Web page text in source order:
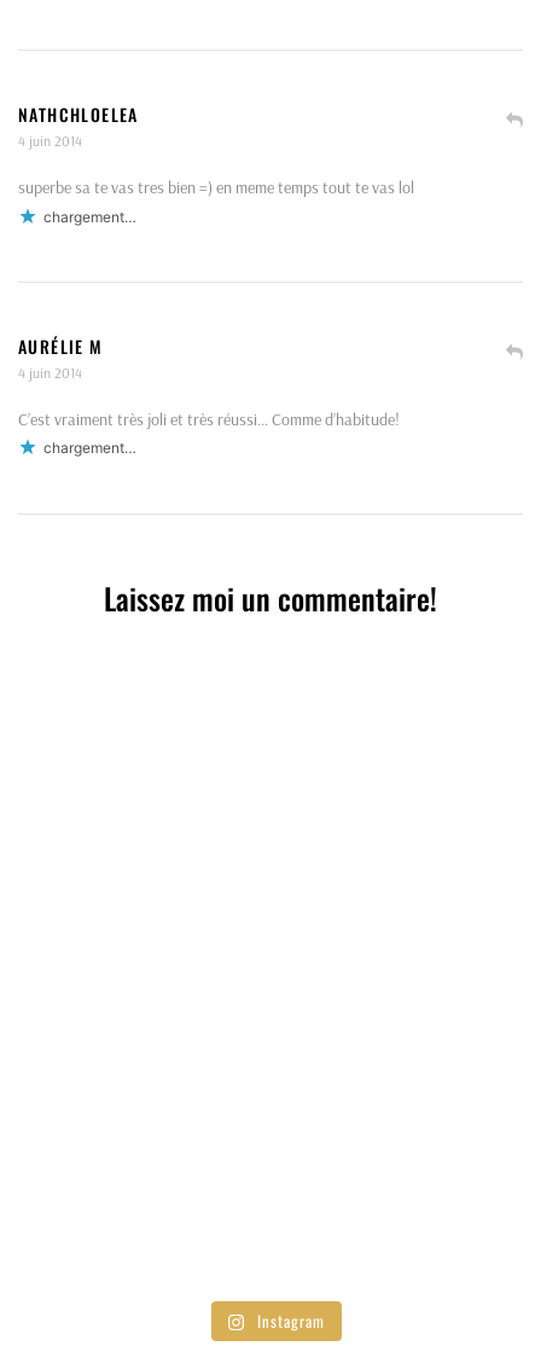
NATHCHLOELEA
4 juin 2014
superbe sa te vas tres bien =) en meme temps tout te vas lol
chargement…
AURÉLIE M
4 juin 2014
C’est vraiment très joli et très réussi… Comme d’habitude!
chargement…
Laissez moi un commentaire!
Instagram